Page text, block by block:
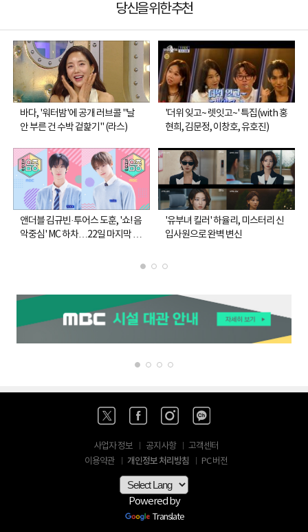
당신을 위한 추천
바다, '워터밤'에 공개 러브콜 "날
안 부른 건 수박 겉핥기" (라스)
'더위 잊고~ 렛잇고~' 특집(with 홍
현희, 김문정, 이창호, 유호진)
앤더블 김규빈·투어스 도훈, '쇼! 음
악중심' MC 하차…22일 마지막 방
'유부녀 킬러' 하율리, 미스터리 신
입사원으로 완벽 변신
사업자 정보 공지사항
고객센터
이용약관
개인정보 처리방침 PC 버전
Powered by
Translate